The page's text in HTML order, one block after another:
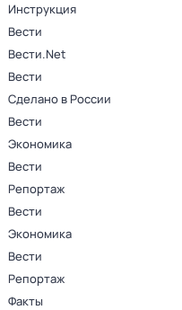
Инструкция
Вести
Вести.Net
Вести
Сделано в России
Вести
Экономика
Вести
Репортаж
Вести
Экономика
Вести
Репортаж
Факты